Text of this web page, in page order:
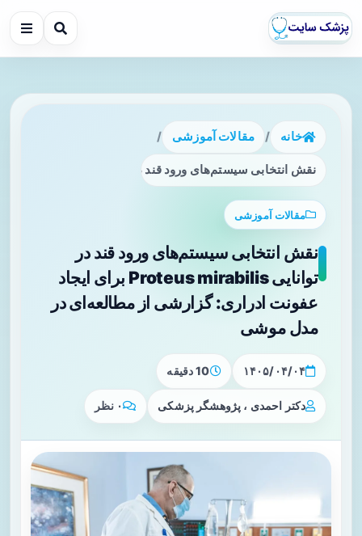
خانه / مقالات آموزشی /
نقش انتخابی سیستم‌های ورود قند در توانایی Proteus mirabilis برای ایجاد عفونت ادراری: گزارشی از مطالعه‌ای در مدل موشی
مقالات آموزشی
نقش انتخابی سیستم‌های ورود قند در
توانایی Proteus mirabilis برای ایجاد
عفونت ادراری: گزارشی از مطالعه‌ای در
مدل موشی
۱۴۰۵/۰۴/۰۴ 10 دقیقه
دکتر احمدی ، پژوهشگر پزشکی ۰ نظر